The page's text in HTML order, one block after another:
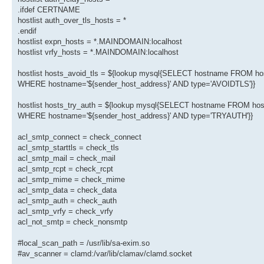
.ifdef CERTNAME
hostlist auth_over_tls_hosts = *
.endif
hostlist expn_hosts = *.MAINDOMAIN:localhost
hostlist vrfy_hosts = *.MAINDOMAIN:localhost
hostlist hosts_avoid_tls = ${lookup mysql{SELECT hostname FROM
WHERE hostname='${sender_host_address}' AND type='AVOIDTLS'}}
hostlist hosts_try_auth = ${lookup mysql{SELECT hostname FROM
WHERE hostname='${sender_host_address}' AND type='TRYAUTH'}}
acl_smtp_connect = check_connect
acl_smtp_starttls = check_tls
acl_smtp_mail = check_mail
acl_smtp_rcpt = check_rcpt
acl_smtp_mime = check_mime
acl_smtp_data = check_data
acl_smtp_auth = check_auth
acl_smtp_vrfy = check_vrfy
acl_not_smtp = check_nonsmtp
#local_scan_path = /usr/lib/sa-exim.so
#av_scanner = clamd:/var/lib/clamav/clamd.socket